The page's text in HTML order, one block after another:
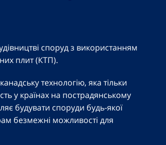
споруд з використанням
плит (КТП).
технологію, яка тільки
у країнах на пострадянському
будувати споруди будь-якої
безмежні можливості для